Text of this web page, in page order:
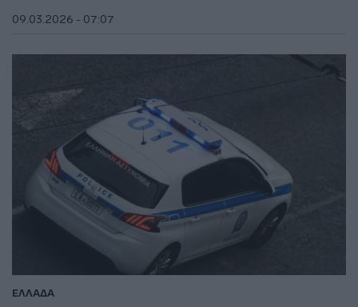
09.03.2026 - 07:07
ΕΛΛΑΔΑ